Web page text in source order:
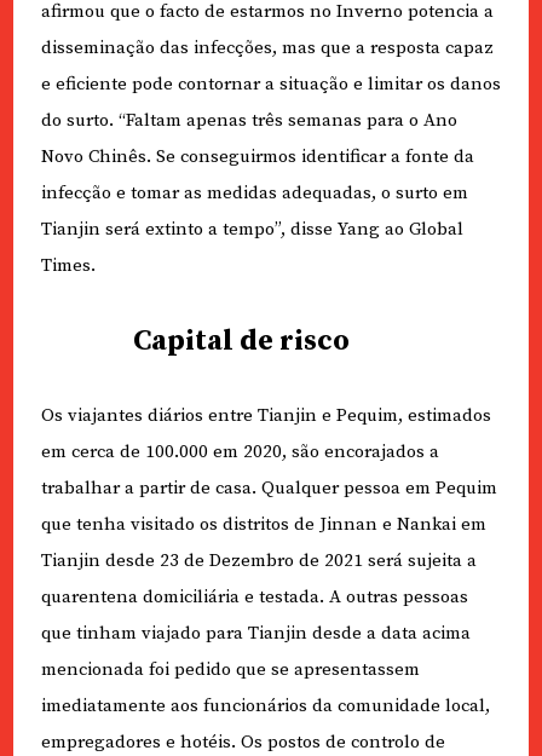
afirmou que o facto de estarmos no Inverno potencia a
disseminação das infecções, mas que a resposta capaz
e eficiente pode contornar a situação e limitar os danos
do surto. “Faltam apenas três semanas para o Ano
Novo Chinês. Se conseguirmos identificar a fonte da
infecção e tomar as medidas adequadas, o surto em
Tianjin será extinto a tempo”, disse Yang ao Global
Times.
Capital de risco
Os viajantes diários entre Tianjin e Pequim, estimados
em cerca de 100.000 em 2020, são encorajados a
trabalhar a partir de casa. Qualquer pessoa em Pequim
que tenha visitado os distritos de Jinnan e Nankai em
Tianjin desde 23 de Dezembro de 2021 será sujeita a
quarentena domiciliária e testada. A outras pessoas
que tinham viajado para Tianjin desde a data acima
mencionada foi pedido que se apresentassem
imediatamente aos funcionários da comunidade local,
empregadores e hotéis. Os postos de controlo de